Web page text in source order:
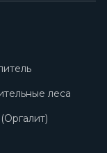
леса